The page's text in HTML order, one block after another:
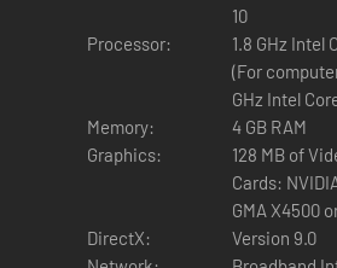
10
Processor:
1.8 GHz Intel
(For
GHz Intel
Memory:
4 GB RAM
Graphics:
128 MB of
Cards:
GMA X4500
DirectX:
Version 9.0